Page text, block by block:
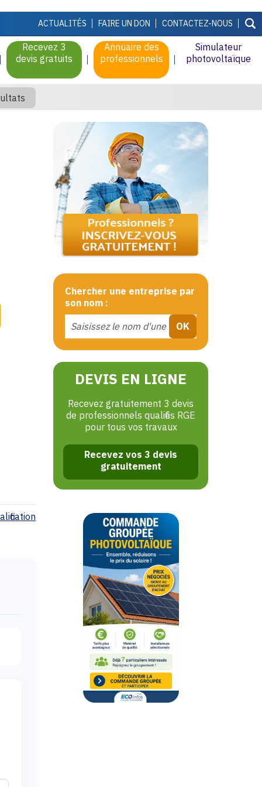
ACTUALITÉS FAIRE UN DON CONTACTEZ-NOUS
Recevez 3
devis gratuits
Annuaire des
professionnels
Simulateur
photovoltaïque
Chercher une entreprise par
son nom :
DEVIS EN LIGNE
Recevez gratuitement 3 devis
de professionnels qualifiés RGE
pour tous vos travaux
Recevez vos 3 devis
gratuitement